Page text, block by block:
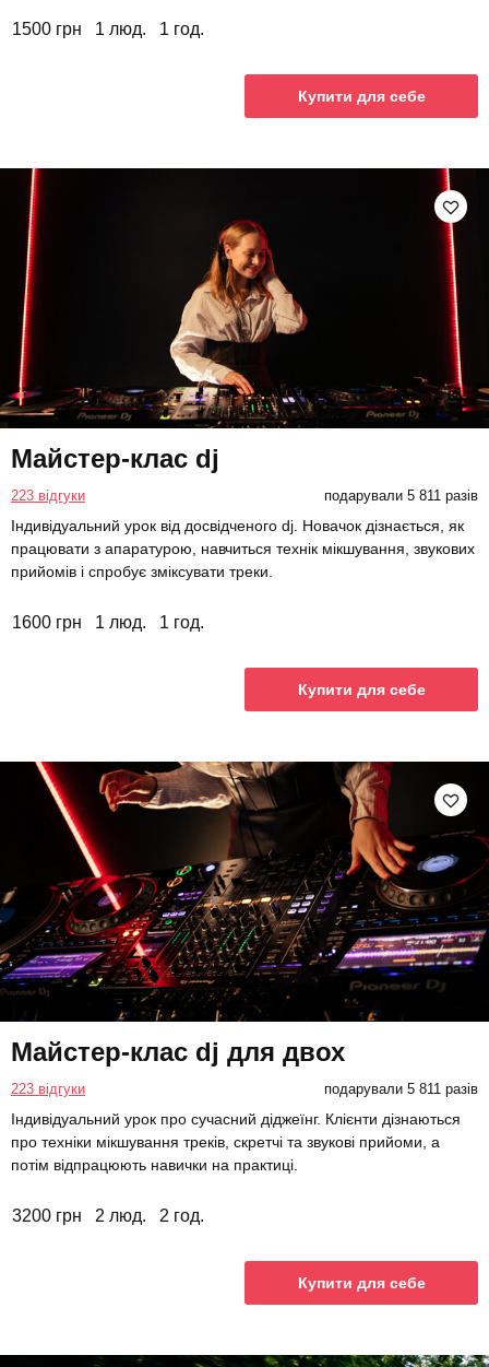
1500 грн 1 люд. 1 год.
Купити для себе
Майстер-клас dj
223 відгуки подарували 5 811 разів
Індивідуальний урок від досвідченого dj. Новачок дізнається, як
працювати з апаратурою, навчиться технік мікшування, звукових
прийомів і спробує зміксувати треки.
1600 грн 1 люд. 1 год.
Купити для себе
Майстер-клас dj для двох
223 відгуки подарували 5 811 разів
Індивідуальний урок про сучасний діджеїнг. Клієнти дізнаються
про техніки мікшування треків, скретчі та звукові прийоми, а
потім відпрацюють навички на практиці.
3200 грн 2 люд. 2 год.
Купити для себе